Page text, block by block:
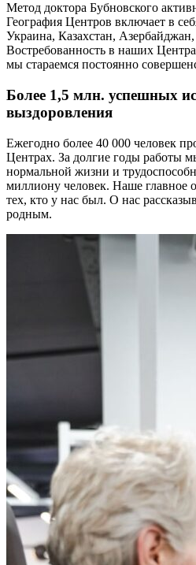
Метод доктора Бубновского
География Центров включает в
Украина, Казахстан,
Востребованность в наших
мы стараемся постоянно
Более 1,5 млн. успешных
выздоровления
Ежегодно более 40 000 человек
Центрах. За долгие годы работы
нормальной жизни и
миллиону человек. Наше
тех, кто у нас был. О нас
родным.